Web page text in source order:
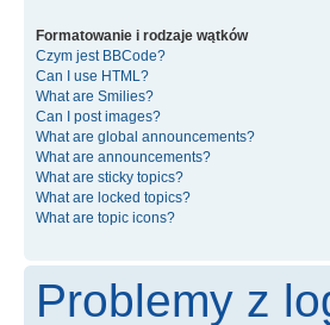
Formatowanie i rodzaje wątków
Czym jest BBCode?
Can I use HTML?
What are Smilies?
Can I post images?
What are global announcements?
What are announcements?
What are sticky topics?
What are locked topics?
What are topic icons?
Problemy z